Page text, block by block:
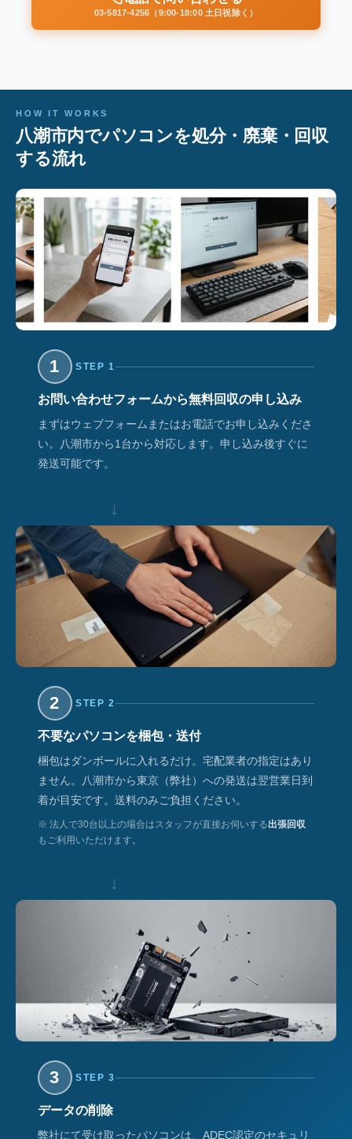
03-5817-4256（9:00-18:00 土日祝除く）
HOW IT WORKS
八潮市内でパソコンを処分・廃棄・回収
する流れ
1 STEP 1
お問い合わせフォームから無料回収の申し込み
まずはウェブフォームまたはお電話でお申し込みくださ
い。八潮市から1台から対応します。申し込み後すぐに
発送可能です。
↓
2 STEP 2
不要なパソコンを梱包・送付
梱包はダンボールに入れるだけ。宅配業者の指定はあり
ません。八潮市から東京（弊社）への発送は翌営業日到
着が目安です。送料のみご負担ください。
※ 法人で30台以上の場合はスタッフが直接お伺いする出張回収
もご利用いただけます。
↓
3 STEP 3
データの削除
弊社にて受け取ったパソコンは、ADEC認定のセキュリ